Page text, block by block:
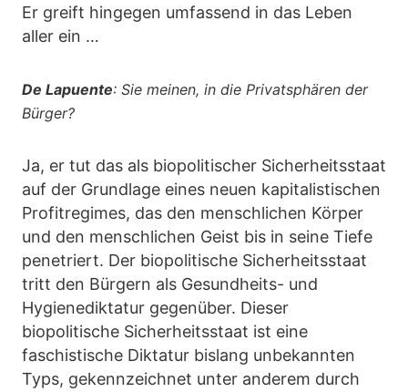
Er greift hingegen umfassend in das Leben
aller ein …
De Lapuente: Sie meinen, in die Privatsphären der
Bürger?
Ja, er tut das als biopolitischer Sicherheitsstaat
auf der Grundlage eines neuen kapitalistischen
Profitregimes, das den menschlichen Körper
und den menschlichen Geist bis in seine Tiefe
penetriert. Der biopolitische Sicherheitsstaat
tritt den Bürgern als Gesundheits- und
Hygienediktatur gegenüber. Dieser
biopolitische Sicherheitsstaat ist eine
faschistische Diktatur bislang unbekannten
Typs, gekennzeichnet unter anderem durch